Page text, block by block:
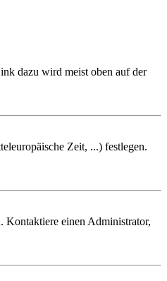
dazu wird meist oben auf der
Zeit, ...) festlegen.
Kontaktiere einen Administrator,